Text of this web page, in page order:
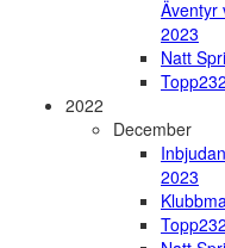
Äventyr
2023
Natt
2022
December
2023